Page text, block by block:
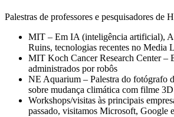
Palestras de professores e pesquisadores de
MIT – Em IA (inteligência artificial),
Ruins, tecnologias recentes no Media
MIT Koch Cancer Research Center –
administrados por robôs
NE Aquarium – Palestra do fotógrafo
sobre mudança climática com filme 3D
Workshops/visitas às principais
passado, visitamos Microsoft, Google